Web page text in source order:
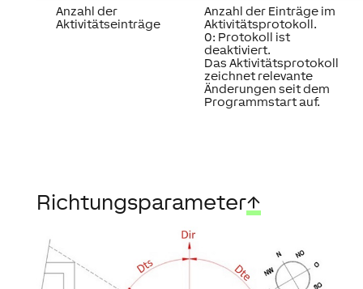
Anzahl der
Aktivitätseinträge
Anzahl der Einträge im
Aktivitätsprotokoll.
0: Protokoll ist
deaktiviert.
Das Aktivitätsprotokoll
zeichnet relevante
Änderungen seit dem
Programmstart auf.
Richtungsparameter↑